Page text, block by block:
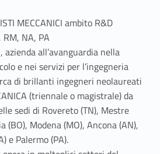
MECCANICI ambito R&D
RM, NA, PA
azienda all’avanguardia nella
e nei servizi per l’ingegneria
di brillanti ingegneri neolaureati
(triennale o magistrale) da
sedi di Rovereto (TN), Mestre
(BO), Modena (MO), Ancona (AN),
e Palermo (PA).